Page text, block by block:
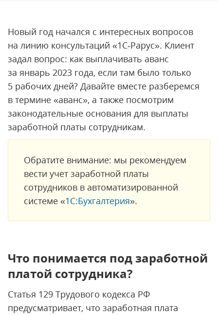
Новый год начался с интересных вопросов
на линию консультаций «1С‑Рарус». Клиент
задал вопрос: как выплачивать аванс
за январь 2023 года, если там было только
5 рабочих дней? Давайте вместе разберемся
в термине «аванс», а также посмотрим
законодательные основания для выплаты
заработной платы сотрудникам.
Обратите внимание: мы рекомендуем
вести учет заработной платы
сотрудников в автоматизированной
системе «1С:Бухгалтерия».
Что понимается под заработной
платой сотрудника?
Статья 129 Трудового кодекса РФ
предусматривает, что заработная плата